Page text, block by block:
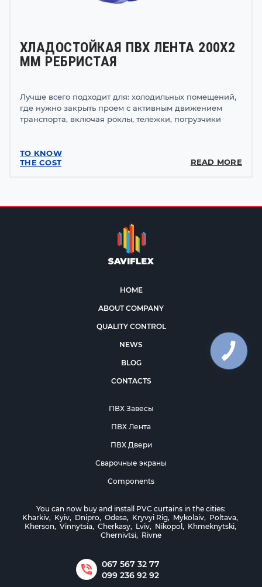
ХЛАДОСТОЙКАЯ ПВХ ЛЕНТА 200Х2
ММ РЕБРИСТАЯ
Лучше всего подходит для: холодильных помещений,
где нужно закрыть проем с активным движением
транспорта, включая роклы, тележки, погрузчики
TO KNOW
THE COST
READ MORE
HOME
ABOUT COMPANY
QUALITY CONTROL
NEWS
BLOG
CONTACTS
ПВХ Завесы
ПВХ Лента
ПВХ Двери
Сварочные экраны
Components
You can now buy and install PVC curtains in the cities:
Kharkiv, Kyiv, Dnipro, Odesa, Kryvyi Rig, Mykolaiv, Poltava,
Kherson, Vinnytsia, Cherkasy, Lviv, Nikopol , Khmeknytski,
Chernivtsi, Rivne
067 567 32 77
099 236 92 92